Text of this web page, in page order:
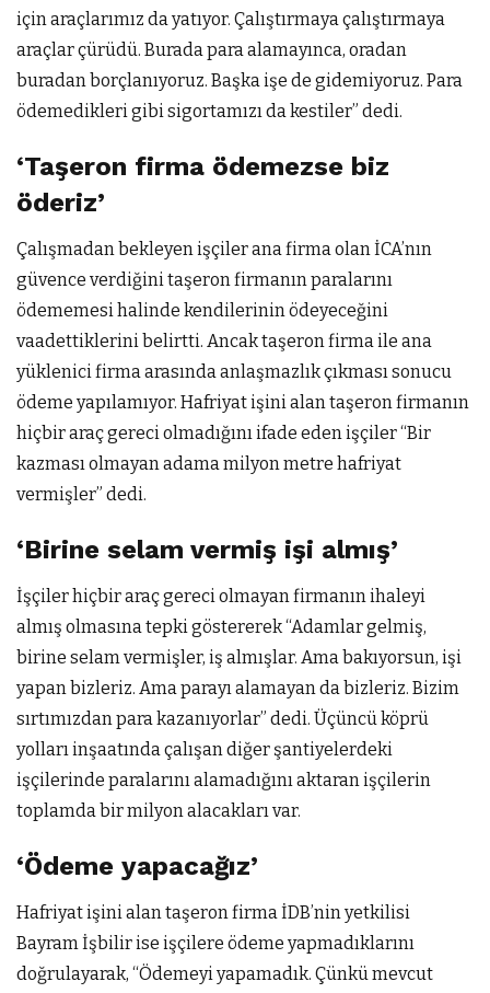
için araçlarımız da yatıyor. Çalıştırmaya çalıştırmaya
araçlar çürüdü. Burada para alamayınca, oradan
buradan borçlanıyoruz. Başka işe de gidemiyoruz. Para
ödemedikleri gibi sigortamızı da kestiler” dedi.
‘Taşeron firma ödemezse biz
öderiz’
Çalışmadan bekleyen işçiler ana firma olan İCA’nın
güvence verdiğini taşeron firmanın paralarını
ödememesi halinde kendilerinin ödeyeceğini
vaadettiklerini belirtti. Ancak taşeron firma ile ana
yüklenici firma arasında anlaşmazlık çıkması sonucu
ödeme yapılamıyor. Hafriyat işini alan taşeron firmanın
hiçbir araç gereci olmadığını ifade eden işçiler “Bir
kazması olmayan adama milyon metre hafriyat
vermişler” dedi.
‘Birine selam vermiş işi almış’
İşçiler hiçbir araç gereci olmayan firmanın ihaleyi
almış olmasına tepki göstererek “Adamlar gelmiş,
birine selam vermişler, iş almışlar. Ama bakıyorsun, işi
yapan bizleriz. Ama parayı alamayan da bizleriz. Bizim
sırtımızdan para kazanıyorlar” dedi. Üçüncü köprü
yolları inşaatında çalışan diğer şantiyelerdeki
işçilerinde paralarını alamadığını aktaran işçilerin
toplamda bir milyon alacakları var.
‘Ödeme yapacağız’
Hafriyat işini alan taşeron firma İDB’nin yetkilisi
Bayram İşbilir ise işçilere ödeme yapmadıklarını
doğrulayarak, “Ödemeyi yapamadık. Çünkü mevcut